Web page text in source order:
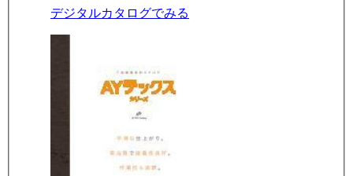
デジタルカタログでみる